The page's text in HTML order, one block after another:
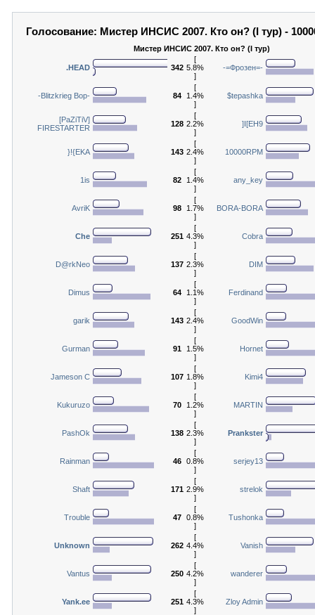
Голосование: Мистер ИНСИС 2007. Кто он? (I тур) -
Мистер ИНСИС 2007. Кто он? (I тур)
.HEAD 342
[
5.8%
]
-=Фрозен=-
-Blitzkrieg Bop- 84
[
1.4%
]
$tepashka
[PaZiTiV]
FIRESTARTER
128
[
2.2%
]
]I[EH9
}!{EKA 143
[
2.4%
]
10000RPM
1is 82
[
1.4%
]
any_key
AvriK 98
[
1.7%
]
BORA-BORA
Che 251
[
4.3%
]
Cobra
D@rkNeo 137
[
2.3%
]
DIM
Dimus 64
[
1.1%
]
Ferdinand
garik 143
[
2.4%
]
GoodWin
Gurman 91
[
1.5%
]
Hornet
Jameson C 107
[
1.8%
]
Kimi4
Kukuruzo 70
[
1.2%
]
MARTIN
PashOk 138
[
2.3%
]
Prankster
Rainman 46
[
0.8%
]
serjey13
Shaft 171
[
2.9%
]
strelok
Trouble 47
[
0.8%
]
Tushonka
Unknown 262
[
4.4%
]
Vanish
Vantus 250
[
4.2%
]
wanderer
Yank.ee 251
[
4.3%
]
Zloy Admin